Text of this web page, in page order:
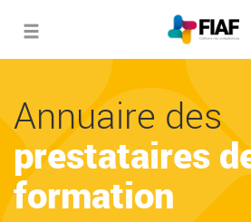
Toggle
Annuaire des
prestataires
formation